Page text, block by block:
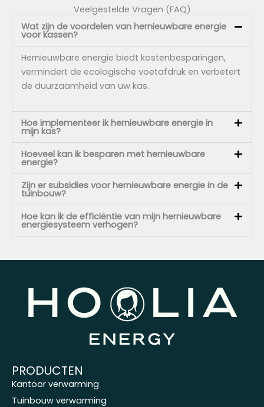
Veelgestelde Vragen (FAQ)
Wat zijn de voordelen van hernieuwbare energie
voor kassen?
Hernieuwbare energie biedt kostenbesparingen,
vermindert de ecologische voetafdruk en verbetert
de duurzaamheid van uw kas.
Hoe implementeer ik hernieuwbare energie in
mijn kas?
Hoeveel kan ik besparen met hernieuwbare
energie?
Zijn er subsidies voor hernieuwbare energie in de
tuinbouw?
Hoe kan ik de efficiëntie van mijn hernieuwbare
energiesysteem verhogen?
PRODUCTEN
Kantoor verwarming
Tuinbouw verwarming